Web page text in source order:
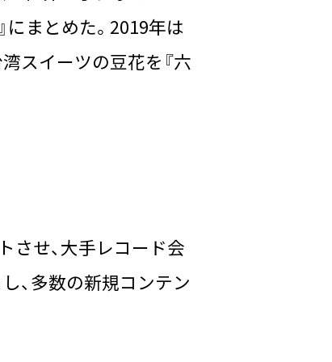
まとめた。2019年は
スイーツの豆花を『六
させ、大手レコード会
、多数の新規コンテン